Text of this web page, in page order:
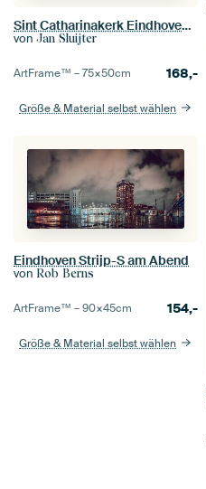
Sint Catharinakerk Eindhoven GLOW 2017
von Jan Sluijter
ArtFrame™ –75×50cm 168,-
Größe & Material selbst wählen
Eindhoven Strijp-S am Abend
von Rob Berns
ArtFrame™ –90×45cm 154,-
Größe & Material selbst wählen